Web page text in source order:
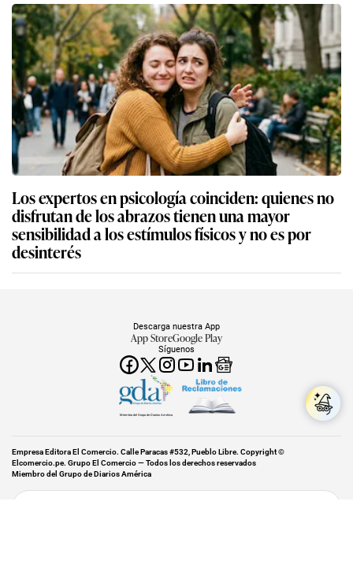
Los expertos en psicología coinciden: quienes no
disfrutan de los abrazos tienen una mayor
sensibilidad a los estímulos físicos y no es por
desinterés
Síguenos
Descarga nuestra App
App StoreGoogle Play
Miembro del Grupo de Diarios América
Empresa Editora El Comercio. Calle Paracas #532, Pueblo Libre. Copyright ©
Elcomercio.pe. Grupo El Comercio — Todos los derechos reservados
Miembro del Grupo de Diarios América